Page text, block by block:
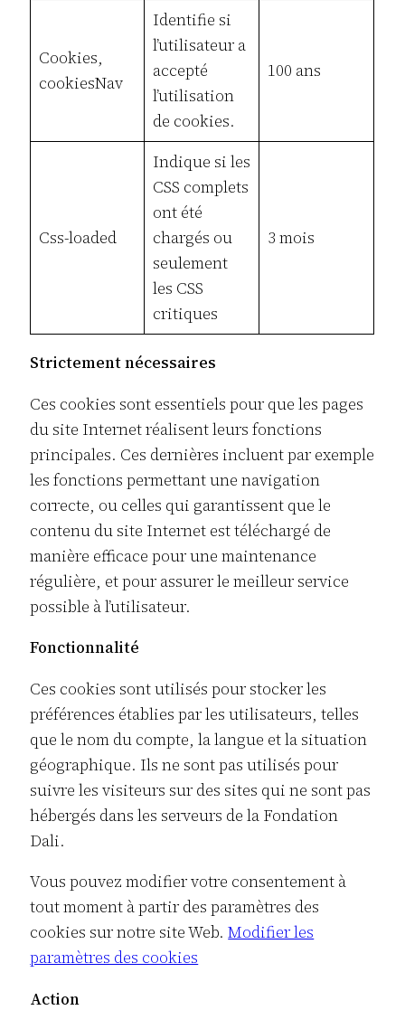
Cookies,
cookiesNav
Identifie si
l’utilisateur a
accepté
l’utilisation
de cookies.
100 ans
Css-loaded
Indique si les
CSS complets
ont été
chargés ou
seulement
les CSS
critiques
3 mois
Strictement nécessaires
Ces cookies sont essentiels pour que les pages
du site Internet réalisent leurs fonctions
principales. Ces dernières incluent par exemple
les fonctions permettant une navigation
correcte, ou celles qui garantissent que le
contenu du site Internet est téléchargé de
manière efficace pour une maintenance
régulière, et pour assurer le meilleur service
possible à l’utilisateur.
Fonctionnalité
Ces cookies sont utilisés pour stocker les
préférences établies par les utilisateurs, telles
que le nom du compte, la langue et la situation
géographique. Ils ne sont pas utilisés pour
suivre les visiteurs sur des sites qui ne sont pas
hébergés dans les serveurs de la Fondation
Dali.
Vous pouvez modifier votre consentement à
tout moment à partir des paramètres des
cookies sur notre site Web.Modifier les
paramètres des cookies
Action